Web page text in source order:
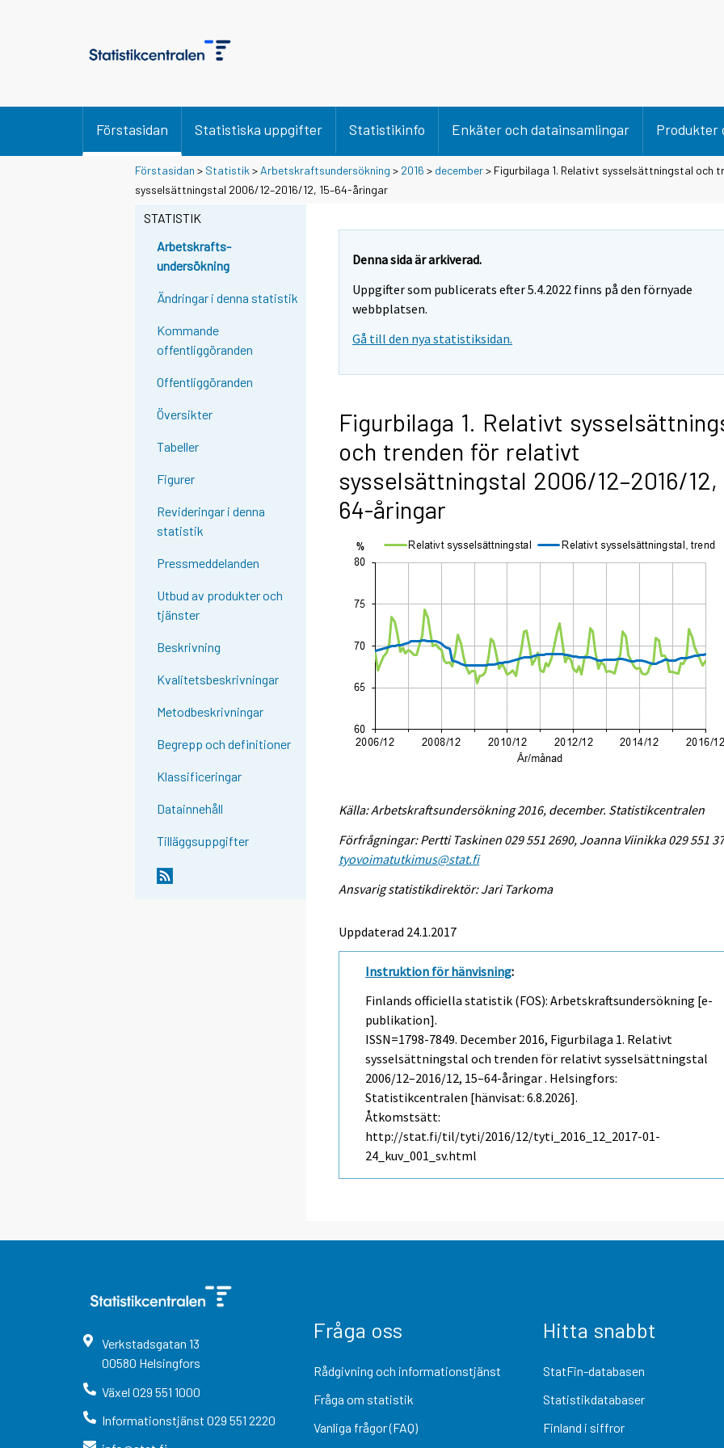
Förstasidan Statistiska uppgifter Statistikinfo Enkäter och datainsamlingar Produkter
Förstasidan > Statistik > Arbetskraftsundersökning > 2016 > december> Figurbilaga 1. Relativt sysselsättningstal och
sysselsättningstal 2006/12–2016/12, 15–64-åringar
STATISTIK
Arbetskrafts-
undersökning
Ändringar i denna statistik
Kommande
offentliggöranden
Offentliggöranden
Översikter
Tabeller
Figurer
Revideringar i denna
statistik
Pressmeddelanden
Utbud av produkter och
tjänster
Beskrivning
Kvalitetsbeskrivningar
Metodbeskrivningar
Begrepp och definitioner
Klassificeringar
Datainnehåll
Tilläggsuppgifter
Denna sida är arkiverad.
Uppgifter som publicerats efter 5.4.2022 finns på den förnyade
webbplatsen.
Gå till den nya statistiksidan.
Figurbilaga 1. Relativt
och trenden för relativt
sysselsättningstal 2006/12–2016/12,
64-åringar
Källa: Arbetskraftsundersökning 2016, december. Statistikcentralen
Förfrågningar: Pertti Taskinen 029 551 2690, Joanna Viinikka 029 551
tyovoimatutkimus@stat.fi
Ansvarig statistikdirektör: Jari Tarkoma
Uppdaterad 24.1.2017
Instruktion för hänvisning:
Finlands officiella statistik (FOS): Arbetskraftsundersökning [e-
publikation].
ISSN=1798-7849. December 2016, Figurbilaga 1. Relativt
sysselsättningstal och trenden för relativt sysselsättningstal
2006/12–2016/12, 15–64-åringar . Helsingfors:
Statistikcentralen [hänvisat: 6.8.2026].
Åtkomstsätt:
http://stat.fi/til/tyti/2016/12/tyti_2016_12_2017-01-
24_kuv_001_sv.html
Verkstadsgatan 13
00580 Helsingfors
Växel 029 551 1000
Informationstjänst 029 551 2220
Fråga oss
Rådgivning och informationstjänst
Fråga om statistik
Vanliga frågor (FAQ)
Hitta snabbt
StatFin-databasen
Statistikdatabaser
Finland i siffror